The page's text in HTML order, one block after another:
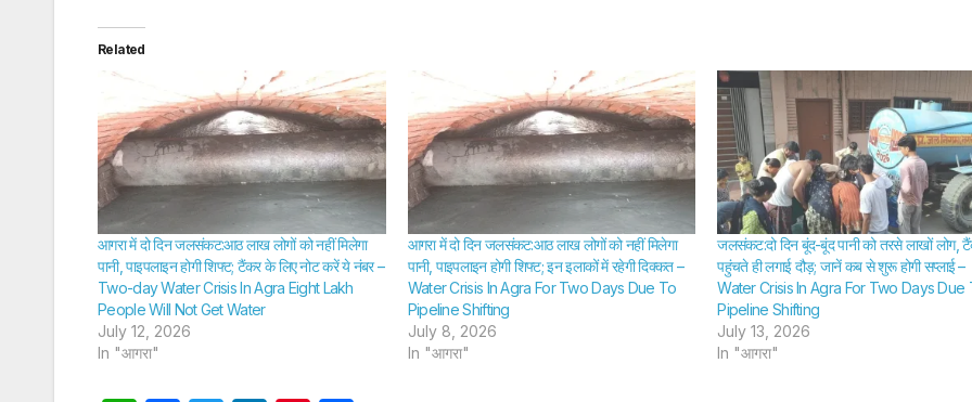
Related
आगरा में दो दिन जलसंकट:आठ लाख लोगों को नहीं मिलेगा
पानी, पाइपलाइन होगी शिफ्ट; टैंकर के लिए नोट करें ये नंबर –
Two-day Water Crisis In Agra Eight Lakh
People Will Not Get Water
July 12, 2026
In "आगरा"
आगरा में दो दिन जलसंकट:आठ लाख लोगों को नहीं मिलेगा
पानी, पाइपलाइन होगी शिफ्ट; इन इलाकों में रहेगी दिक्कत –
Water Crisis In Agra For Two Days Due To
Pipeline Shifting
July 8, 2026
In "आगरा"
जलसंकट:दो दिन बूंद-बूंद पानी को तरसे लाखों लोग,
पहुंचते ही लगाई दौड़; जानें कब से शुरू होगी सप्लाई –
Water Crisis In Agra For Two Days Due
Pipeline Shifting
July 13, 2026
In "आगरा"